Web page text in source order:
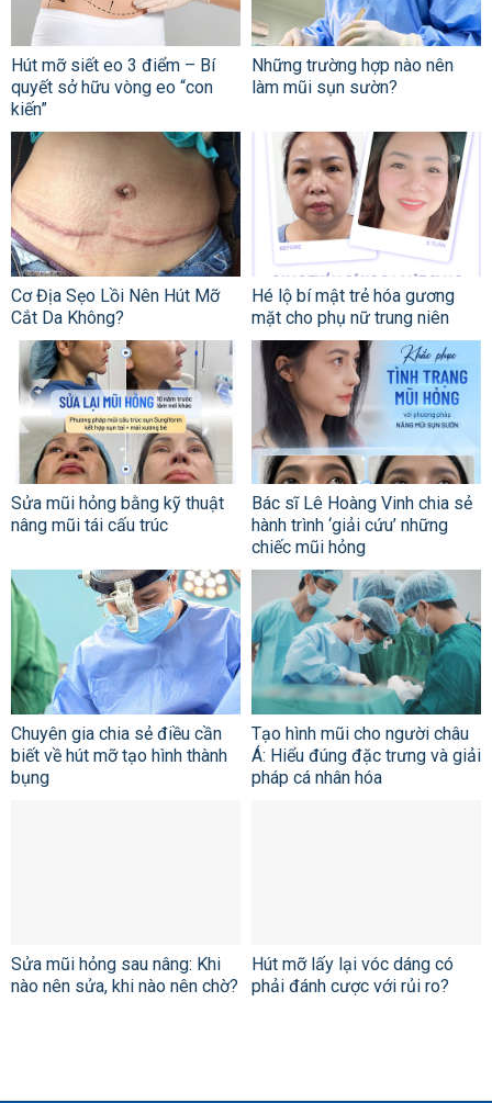
Hút mỡ siết eo 3 điểm – Bí
quyết sở hữu vòng eo “con
kiến”
Những trường hợp nào nên
làm mũi sụn sườn?
Cơ Địa Sẹo Lồi Nên Hút Mỡ
Cắt Da Không?
Hé lộ bí mật trẻ hóa gương
mặt cho phụ nữ trung niên
Sửa mũi hỏng bằng kỹ thuật
nâng mũi tái cấu trúc
Bác sĩ Lê Hoàng Vinh chia sẻ
hành trình ‘giải cứu’ những
chiếc mũi hỏng
Chuyên gia chia sẻ điều cần
biết về hút mỡ tạo hình thành
bụng
Tạo hình mũi cho người châu
Á: Hiểu đúng đặc trưng và giải
pháp cá nhân hóa
Sửa mũi hỏng sau nâng: Khi
nào nên sửa, khi nào nên chờ?
Hút mỡ lấy lại vóc dáng có
phải đánh cược với rủi ro?